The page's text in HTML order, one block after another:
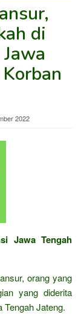
di
2022
Jawa Tengah
orang yang
yang diderita
Jateng.